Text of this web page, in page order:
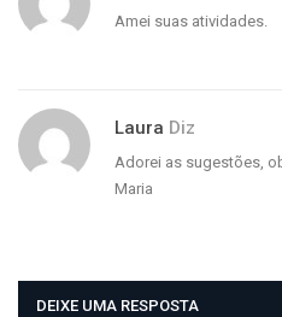
Amei suas atividades.
Laura Diz
Adorei as sugestões,
Maria
DEIXE UMA RESPOSTA